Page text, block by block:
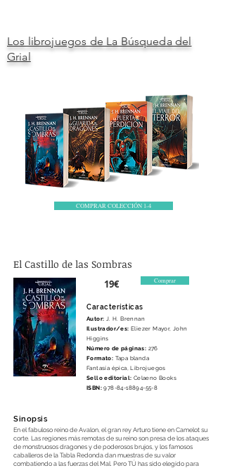
Los librojuegos de La Búsqueda del
Grial
COMPRAR COLECCIÓN 1-4
El Castillo de las Sombras
19€ Comprar
Características
Autor: J. H. Brennan
Ilustrador/es: Eliezer Mayor, John
Higgins
Número de páginas: 276
Formato: Tapa blanda
Fantasía épica, Librojuegos
Sello editorial: Celaeno Books
ISBN:978-84-18894-55-8
Sinopsis
En el fabuloso reino de Avalon, el gran rey Arturo tiene en Camelot su
corte. Las regiones más remotas de su reino son presa de los ataques
de monstruosos dragones y de poderosos brujos, y los famosos
caballeros de la Tabla Redonda dan muestras de su valor
combatiendo a las fuerzas del Mal. Pero TÚ has sido elegido para